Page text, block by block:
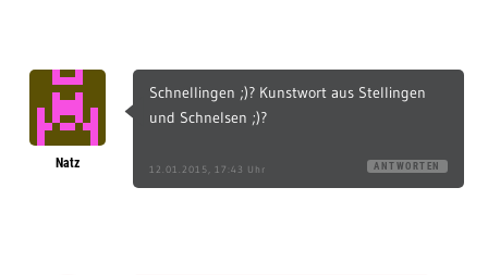
Natz
Schnellingen ;)? Kunstwort aus Stellingen
und Schnelsen ;)?
12.01.2015, 17:43 Uhr ANTWORTEN